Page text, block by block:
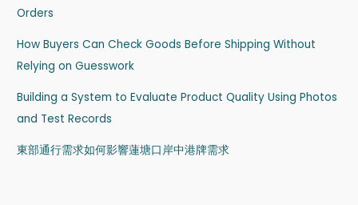
Orders
How Buyers Can Check Goods Before Shipping Without
Relying on Guesswork
Building a System to Evaluate Product Quality Using Photos
and Test Records
東部通行需求如何影響蓮塘口岸中港牌需求